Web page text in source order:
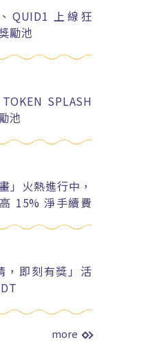
QUID1 上線狂
勵池
SPLASH
池
」火熱進行中，
15% 淨手續費
，即刻有獎」活
more